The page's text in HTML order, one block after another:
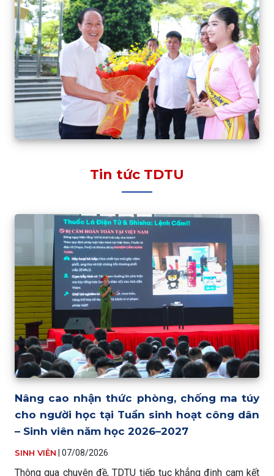
Tin tức TDTU
Nâng cao nhận thức phòng, chống ma túy
cho người học tại Tuần sinh hoạt công dân
– Sinh viên năm học 2026–2027
SINH VIÊN 07/08/2026
Thông qua chuyên đề, TDTU tiếp tục khẳng định cam kết